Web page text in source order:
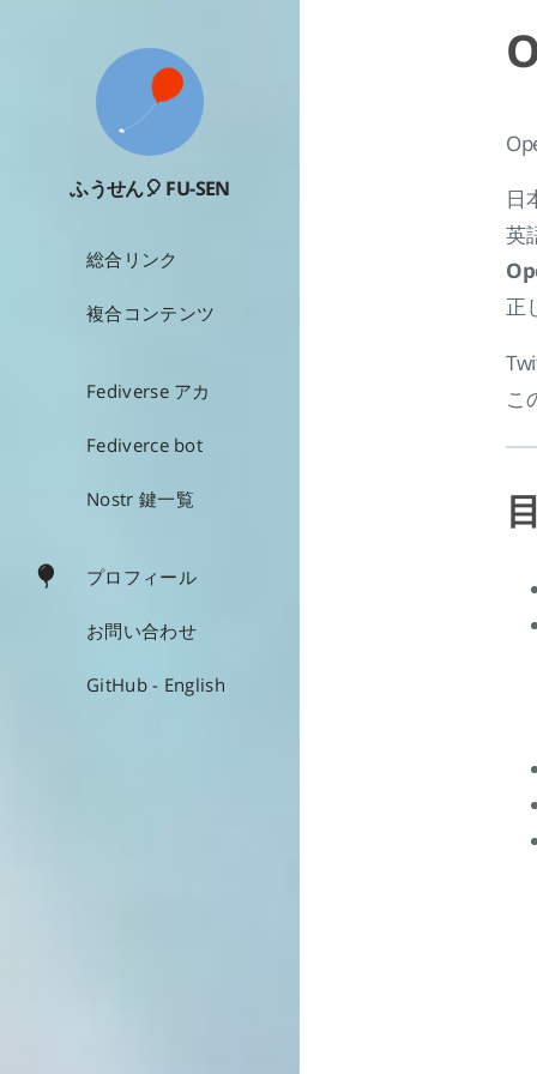
ふうせん🎈 FU-SEN
総合リンク
複合コンテンツ
Fediverse アカ
Fediverce bot
Nostr 鍵一覧
プロフィール
お問い合わせ
GitHub - English
日
英
正
こ